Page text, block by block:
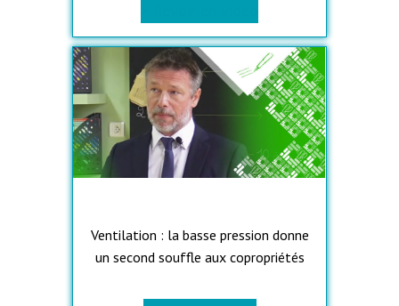
Ventilation : la basse pression donne
un second souffle aux copropriétés